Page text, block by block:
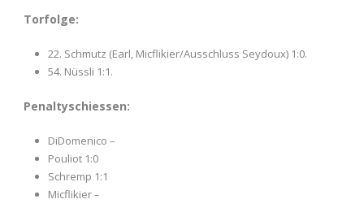
Torfolge:
22. Schmutz (Earl, Micflikier/Ausschluss Seydoux) 1:0.
54. Nüssli 1:1.
Penaltyschiessen:
DiDomenico –
Pouliot 1:0
Schremp 1:1
Micflikier –